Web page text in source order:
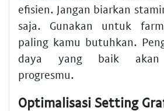
efisien. Jangan biarkan
saja. Gunakan untuk
paling kamu butuhkan.
daya yang baik akan
progresmu.
Optimalisasi Setting